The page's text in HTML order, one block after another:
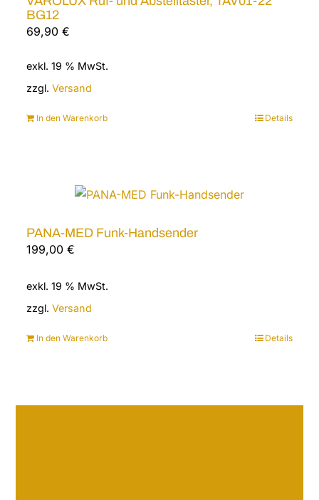
BG12
69,90€
exkl. 19 % MwSt.
zzgl.Versand
In den Warenkorb Details
PANA-MED Funk-Handsender
199,00€
exkl. 19 % MwSt.
zzgl.Versand
In den Warenkorb Details